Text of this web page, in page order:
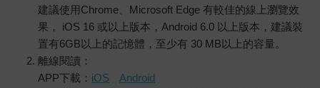
建議使用Chrome、Microsoft Edge 有較佳的線上瀏覽效
果， iOS 16 或以上版本，Android 6.0 以上版本，建議裝
置有6GB以上的記憶體，至少有 30 MB以上的容量。
離線閱讀：
APP下載： iOS
Android